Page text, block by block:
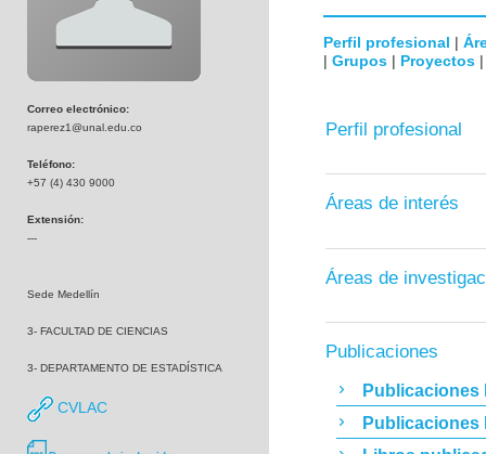
Correo electrónico:
raperez1@unal.edu.co
Teléfono:
+57 (4) 430 9000
Extensión:
---
Sede Medellín
3- FACULTAD DE CIENCIAS
3- DEPARTAMENTO DE ESTADÍSTICA
CVLAC
Perfil profesional |
| Grupos | Proyectos
Perfil profesional
Áreas de interés
Áreas de
Publicaciones
Publicaciones
Publicaciones